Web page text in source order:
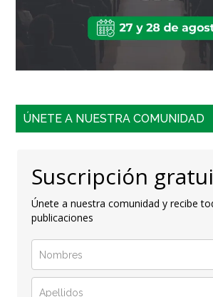
ÚNETE A NUESTRA COMUNIDAD
Suscripción
Únete a nuestra comunidad y recibe
publicaciones